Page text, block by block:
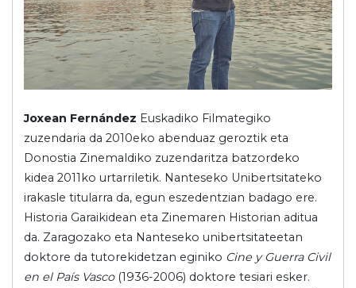
Joxean Fernández Euskadiko Filmategiko
zuzendaria da 2010eko abenduaz geroztik eta
Donostia Zinemaldiko zuzendaritza batzordeko
kidea 2011ko urtarriletik. Nanteseko Unibertsitateko
irakasle titularra da, egun eszedentzian badago ere.
Historia Garaikidean eta Zinemaren Historian aditua
da. Zaragozako eta Nanteseko unibertsitateetan
doktore da tutorekidetzan eginiko Cine y Guerra Civil
en el País Vasco(1936-2006) doktore tesiari esker.